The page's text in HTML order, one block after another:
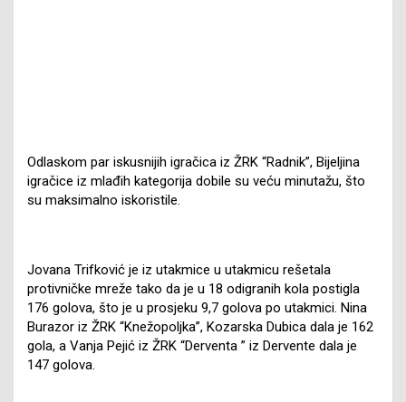
Odlaskom par iskusnijih igračica iz ŽRK “Radnik”, Bijeljina
igračice iz mlađih kategorija dobile su veću minutažu, što
su maksimalno iskoristile.
Jovana Trifković je iz utakmice u utakmicu rešetala
protivničke mreže tako da je u 18 odigranih kola postigla
176 golova, što je u prosjeku 9,7 golova po utakmici. Nina
Burazor iz ŽRK “Knežopoljka”, Kozarska Dubica dala je 162
gola, a Vanja Pejić iz ŽRK “Derventa ” iz Dervente dala je
147 golova.